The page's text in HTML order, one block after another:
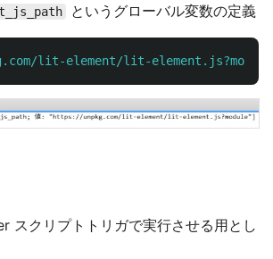
というグローバル変数の定義
lit-element/lit-
スクリプトトリガで実行させる用とし